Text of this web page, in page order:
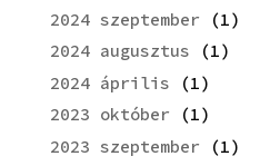
2024 szeptember (1)
2024 augusztus (1)
2024 április (1)
2023 október (1)
2023 szeptember (1)